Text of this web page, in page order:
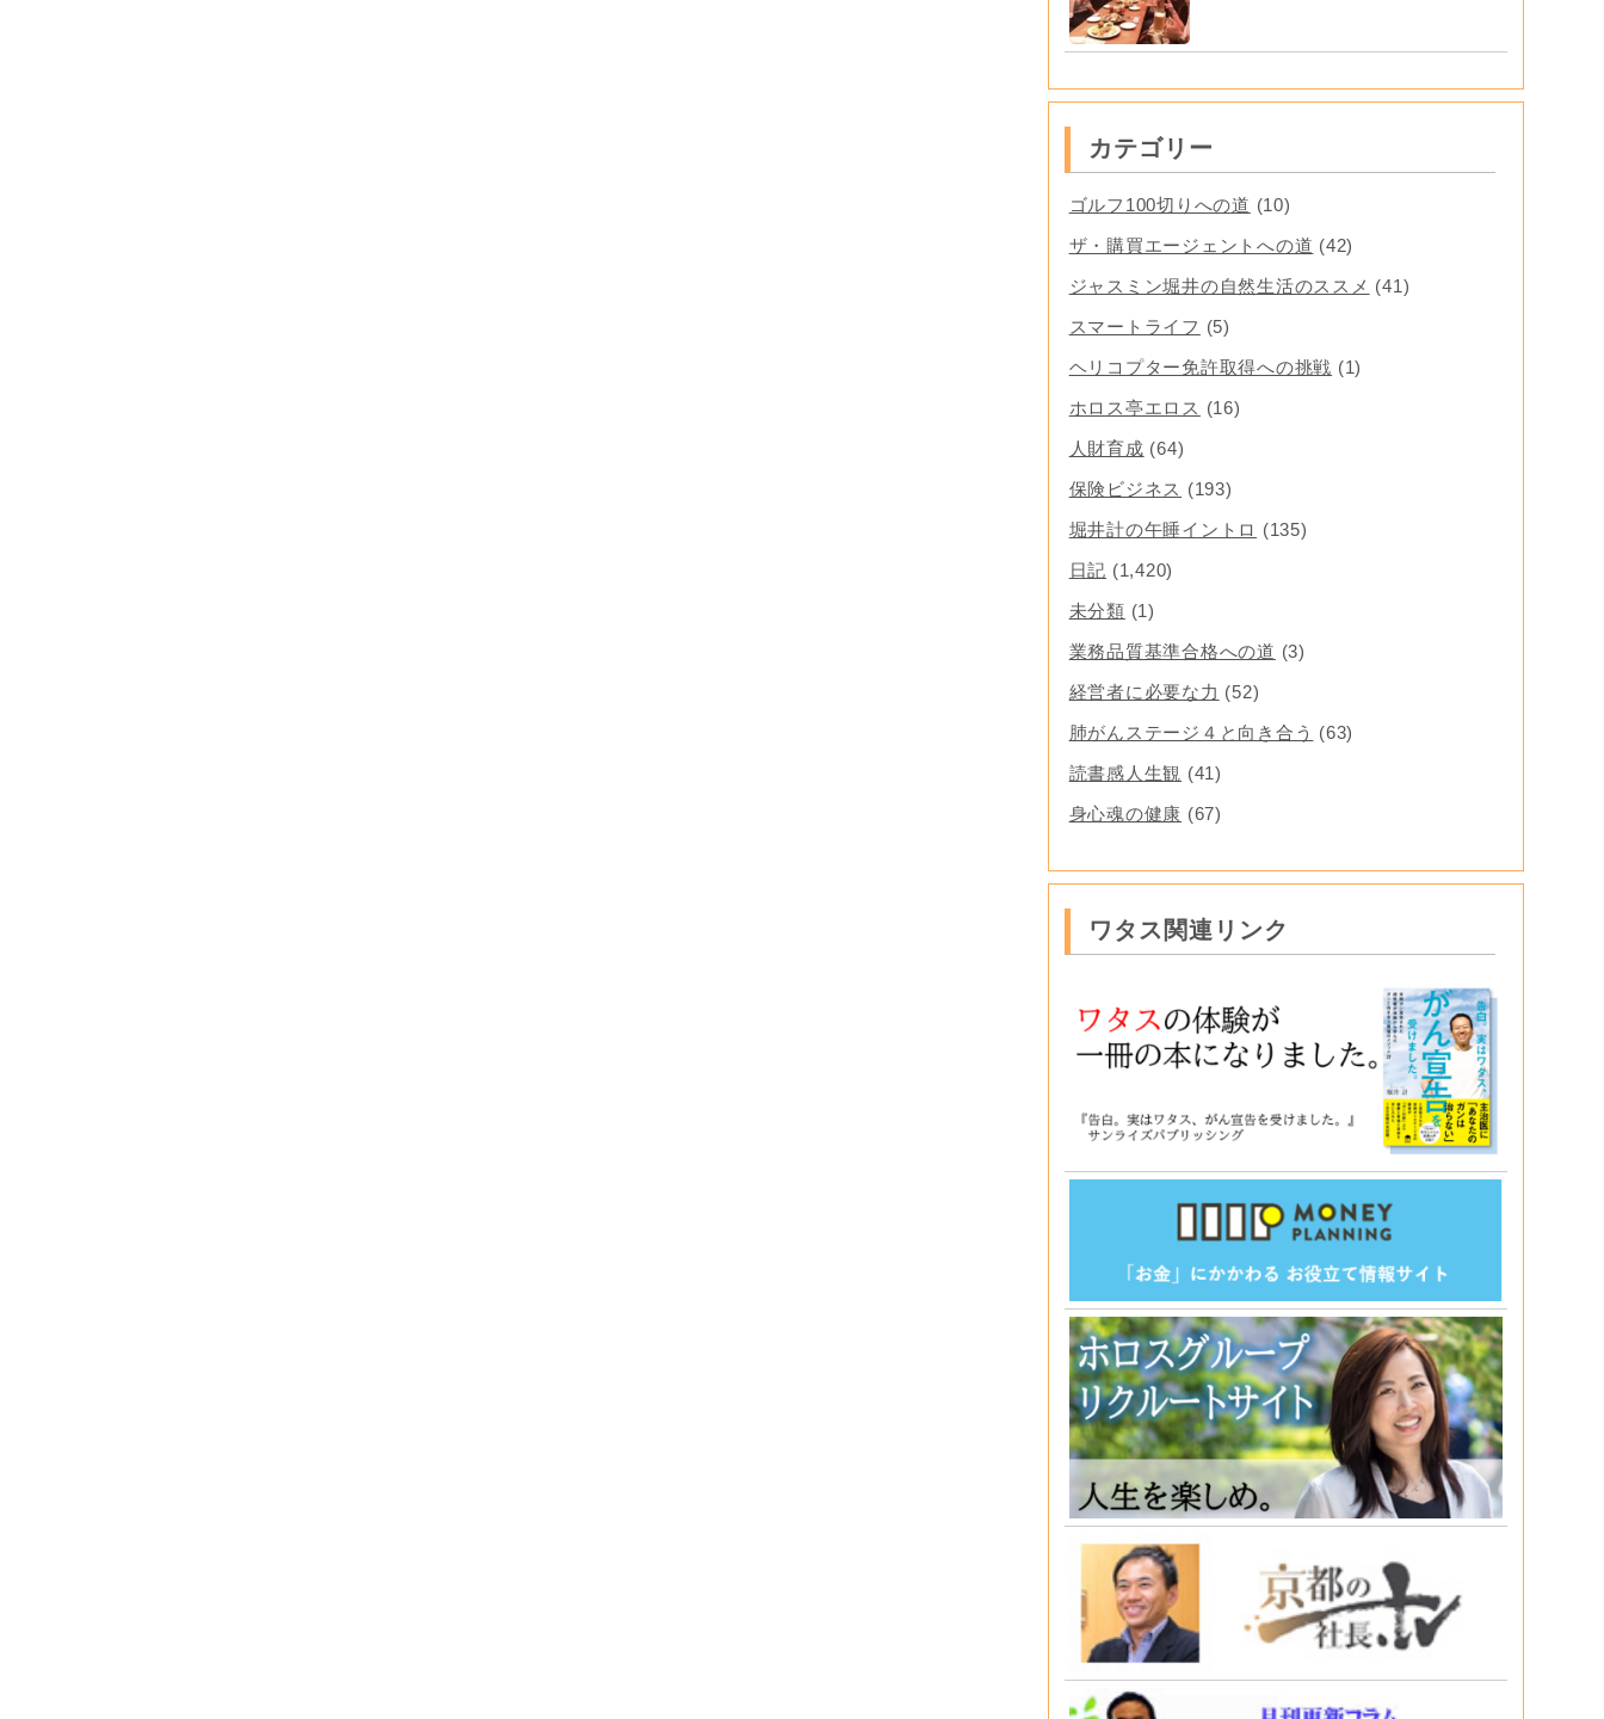
カテゴリー
ゴルフ100切りへの道 (10)
ザ・購買エージェントへの道 (42)
ジャスミン堀井の自然生活のススメ (41)
スマートライフ (5)
ヘリコプター免許取得への挑戦 (1)
ホロス亭エロス (16)
人財育成 (64)
保険ビジネス (193)
堀井計の午睡イントロ (135)
日記 (1,420)
未分類 (1)
業務品質基準合格への道 (3)
経営者に必要な力 (52)
肺がんステージ４と向き合う (63)
読書感人生観 (41)
身心魂の健康 (67)
ワタス関連リンク